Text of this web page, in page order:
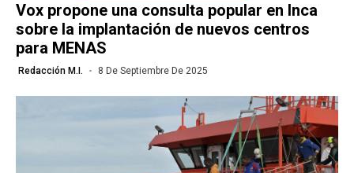
Vox propone una consulta popular en Inca
sobre la implantación de nuevos centros
para MENAS
Redacción M.I. 8 De Septiembre De 2025